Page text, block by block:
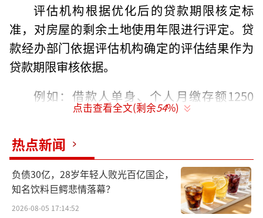
评估机构根据优化后的贷款期限核定标
准，对房屋的剩余土地使用年限进行评定。贷
款经办部门依据评估机构确定的评估结果作为
贷款期限审核依据。
例如：借款人单身、个人月缴存额1250
元、缴存比例12%，购买一套完成老旧小区改
积金贷款。此次政策优化后，在符合其他贷款
条件的情况下，借款人可申请公积金贷款，贷
款期限最长20年（20年=70年-（2024-1977）-
3年），首套住房的贷款金额93万元。
点击查看全文(剩余54%)
热点新闻
负债30亿，28岁年轻人败光百亿国企，
知名饮料巨鳄悲情落幕？
2026-08-05 17:14:52